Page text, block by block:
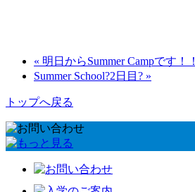
« 明日からSummer Campです！！
Summer School?2日目? »
トップへ戻る